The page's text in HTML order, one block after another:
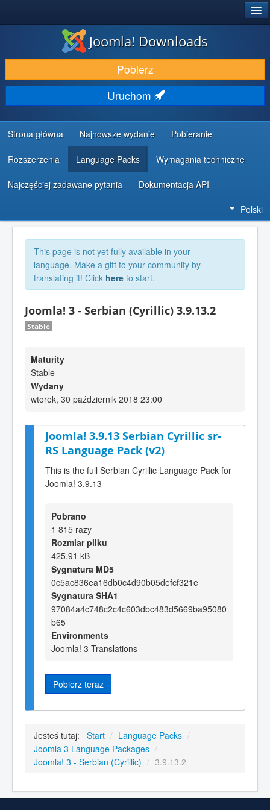
DODATKI I ROZSZERZENIA
ODKRYJ & POZNAJ
SPOŁECZNOŚĆ & WSPARCIE
ZASOBY DLA PROGRAMISTÓW
Joomla! Downloads
Pobierz
Uruchom
Strona główna Najnowsze wydanie Pobieranie
Rozszerzenia Language Packs Wymagania techniczne
Najczęściej zadawane pytania Dokumentacja API
Polski
This page is not yet fully available in your
language. Make a gift to your community by
translating it! Click here to start.
Joomla! 3 - Serbian (Cyrillic) 3.9.13.2
Stable
Maturity
Stable
Wydany
wtorek, 30 październik 2018 23:00
Joomla! 3.9.13 Serbian Cyrillic sr-
RS Language Pack (v2)
This is the full Serbian Cyrillic Language Pack for
Joomla! 3.9.13
Pobrano
1 815 razy
Rozmiar pliku
425,91 kB
Sygnatura MD5
0c5ac836ea16db0c4d90b05defcf321e
Sygnatura SHA1
97084a4c748c2c4c603dbc483d5669ba95080
b65
Environments
Joomla! 3 Translations
Pobierz teraz
Jesteś tutaj: Start / Language Packs /
Joomla 3 Language Packages /
Joomla! 3 - Serbian (Cyrillic) / 3.9.13.2